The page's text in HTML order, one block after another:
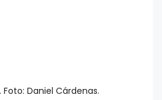
Daniel Cárdenas.